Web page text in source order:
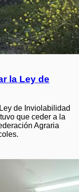
la Ley de
de Inviolabilidad
que ceder a la
Agraria